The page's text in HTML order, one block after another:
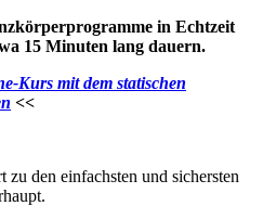
in Echtzeit
15 Minuten lang dauern.
Kurs mit dem statischen
<<
zu den einfachsten und sichersten